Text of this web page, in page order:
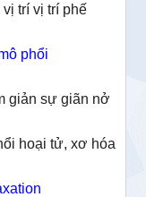
trí vị trí phế
phổi
giản sự giãn nở
hoại tử, xơ hóa